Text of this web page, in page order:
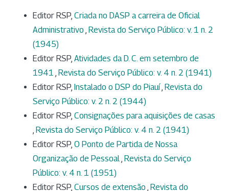
Editor RSP, Criada no DASP a carreira de Oficial
Administrativo , Revista do Serviço Público: v. 1 n. 2
(1945)
Editor RSP, Atividades da D. C. em setembro de
1941 , Revista do Serviço Público: v. 4 n. 2 (1941)
Editor RSP, Instalado o DSP do Piauí, Revista do
Serviço Público: v. 2 n. 2 (1944)
Editor RSP, Consignações para aquisições de casas
, Revista do Serviço Público: v. 4 n. 2 (1941)
Editor RSP, O Ponto de Partida de Nossa
Organização de Pessoal, Revista do Serviço
Público: v. 4 n. 1 (1951)
Editor RSP, Cursos de extensão , Revista do